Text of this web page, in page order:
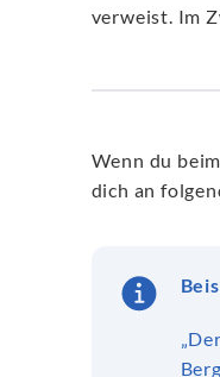
verweist. Im
Wenn du
dich an